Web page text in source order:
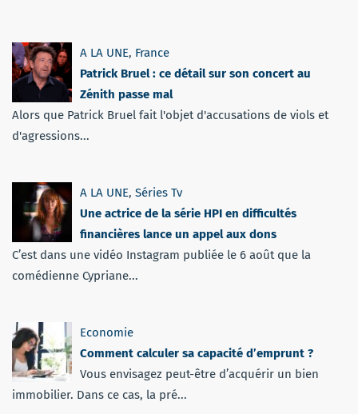
A LA UNE, France
Patrick Bruel : ce détail sur son concert au
Zénith passe mal
Alors que Patrick Bruel fait l'objet d'accusations de viols et
d'agressions...
A LA UNE, Séries Tv
Une actrice de la série HPI en difficultés
financières lance un appel aux dons
C’est dans une vidéo Instagram publiée le 6 août que la
comédienne Cypriane...
Economie
Comment calculer sa capacité d’emprunt ?
Vous envisagez peut-être d’acquérir un bien
immobilier. Dans ce cas, la pré...